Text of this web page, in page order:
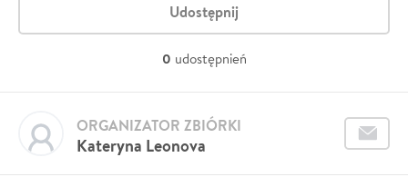
Udostępnij
0 udostępnień
Kateryna Leonova
ORGANIZATOR ZBIÓRKI